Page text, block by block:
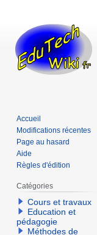
Accueil
Modifications récentes
Page au hasard
Aide
Règles d'édition
Catégories
Cours et travaux
Education et
pédagogie
Méthodes de